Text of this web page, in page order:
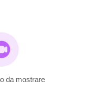
da mostrare